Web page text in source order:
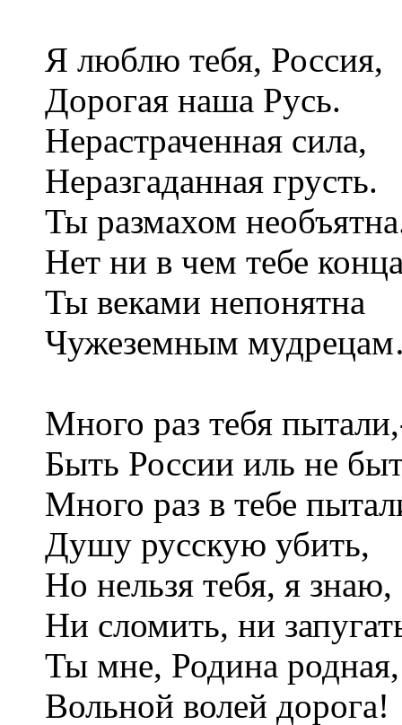
Я люблю тебя, Россия,
Дорогая наша Русь.
Нерастраченная сила,
Неразгаданная грусть.
Ты размахом
Нет ни в чем тебе
Ты веками непонятна
Чужеземным
Много раз тебя
Быть России иль не
Много раз в тебе
Душу русскую убить,
Но нельзя тебя, я знаю,
Ни сломить, ни
Ты мне, Родина родная,
Вольной волей дорога!